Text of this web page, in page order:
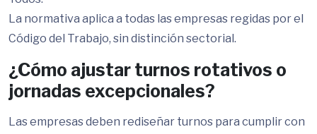
La normativa aplica a todas las empresas regidas por el
Código del Trabajo, sin distinción sectorial.
¿Cómo ajustar turnos rotativos o
jornadas excepcionales?
Las empresas deben rediseñar turnos para cumplir con